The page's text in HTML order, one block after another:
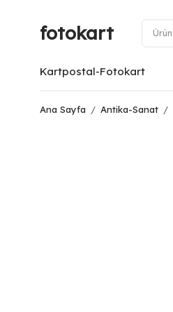
fotokart
Kartpostal-Fotokart
Ana Sayfa / Antika-Sanat /